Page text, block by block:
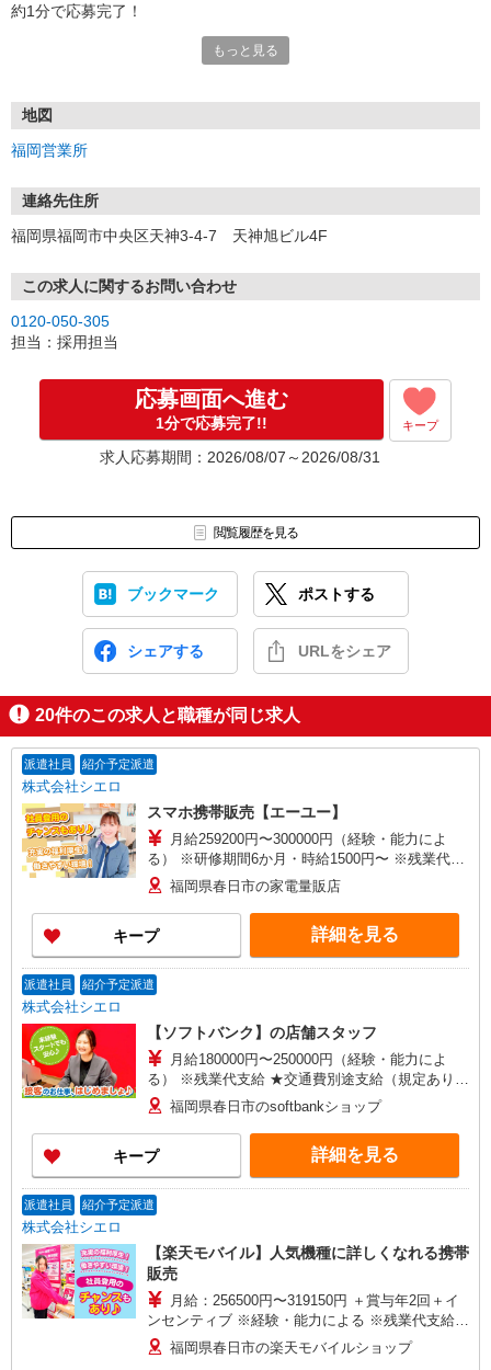
約1分で応募完了！
①応募から3営業日を目安に、メールorお電話でご連絡します。
★スマホでWEB面接（LINEなど）・出張面接・事務所面接と選べま
す
③面接実施（履歴書不要）
※ご希望があれば、職場見学の調整もOKです！
お気軽にご応募ください♪
もっと見る
地図
福岡営業所
連絡先住所
福岡県福岡市中央区天神3-4-7 天神旭ビル4F
この求人に関するお問い合わせ
0120-050-305
担当：採用担当
応募画面へ進む
1分で応募完了!! キープ
求人応募期間：2026/08/07～2026/08/31
閲覧履歴を見る
ブックマーク ポストする
シェアする URLをシェア
20件のこの求人と職種が同じ求人
派遣社員 紹介予定派遣
株式会社シエロ
スマホ携帯販売【エーユー】
月給259200円〜300000円（経験・能力によ
る） ※研修期間6か月・時給1500円〜 ※残業代支
給 ★交通費別途支給（規定あり） ゜+゜・。
○。・゜+゜・。○。・゜+゜ 入社祝い金10万円支
給(規定有) お友達を紹介頂くと, インセンティブ支
給(規定有) ゜・。○。・゜+゜・。○。・゜+゜
福岡県春日市の家電量販店
キープ 詳細を見る
派遣社員 紹介予定派遣
株式会社シエロ
【ソフトバンク】の店舗スタッフ
月給180000円〜250000円（経験・能力によ
る） ※残業代支給 ★交通費別途支給（規定あり）
゜+゜・。○。・゜+゜・。○。・゜+゜ 入社祝い金
10万円支給(規定有) お友達を紹介頂くと, インセン
ティブ支給(規定有) ゜・。○。・゜+゜・。
○。・゜+゜
福岡県春日市のsoftbankショップ
キープ 詳細を見る
派遣社員 紹介予定派遣
株式会社シエロ
【楽天モバイル】人気機種に詳しくなれる携帯
販売
月給：256500円〜319150円 ＋賞与年2回＋イ
ンセンティブ ※経験・能力による ※残業代支給
★交通費別途支給（規定あり） ゜+゜・。○。・゜
+゜・。○。・゜+゜ 入社祝い金10万円支給(規定
福岡県春日市の楽天モバイルショップ